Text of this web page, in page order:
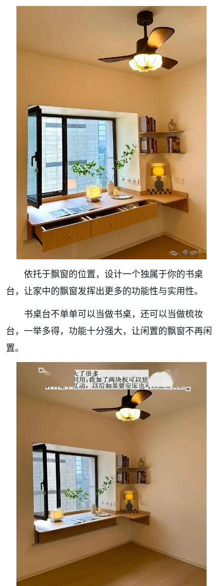
依托于飘窗的位置，设计一个独属于你的书桌
台，让家中的飘窗发挥出更多的功能性与实用性。
书桌台不单单可以当做书桌，还可以当做梳妆
台，一举多得，功能十分强大，让闲置的飘窗不再闲
置。